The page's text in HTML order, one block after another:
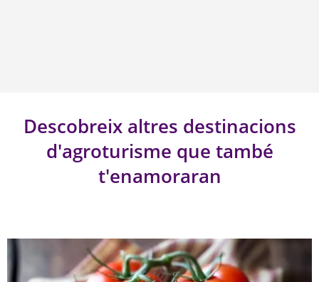
Descobreix altres destinacions
d'agroturisme que també
t'enamoraran